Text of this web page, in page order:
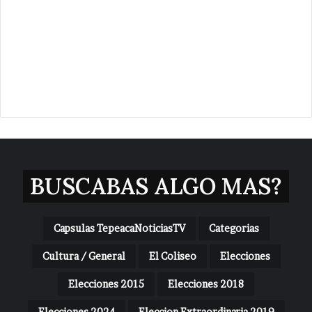
BUSCABAS ALGO MAS?
Capsulas TepeacaNoticiasTV Categorias
Cultura / General El Coliseo Elecciones
Elecciones 2015 Elecciones 2018